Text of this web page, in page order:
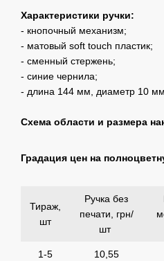
Характеристики ручки:
- кнопочный механизм;
- матовый soft touch пластик;
- сменный стержень;
- синие чернила;
- длина 144 мм, диаметр 10 мм.
Схема области и размера
Градация цен на
Тираж,
шт
Ручка без
печати, грн/
шт
1-5 10,55